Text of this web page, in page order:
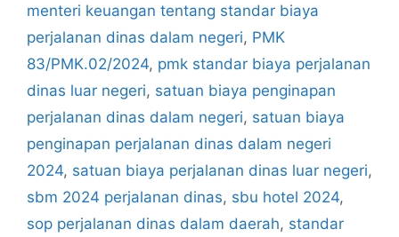
menteri keuangan tentang standar biaya
perjalanan dinas dalam negeri, PMK
83/PMK.02/2024, pmk standar biaya perjalanan
dinas luar negeri, satuan biaya penginapan
perjalanan dinas dalam negeri, satuan biaya
penginapan perjalanan dinas dalam negeri
2024, satuan biaya perjalanan dinas luar negeri,
sbm 2024 perjalanan dinas, sbu hotel 2024,
sop perjalanan dinas dalam daerah, standar